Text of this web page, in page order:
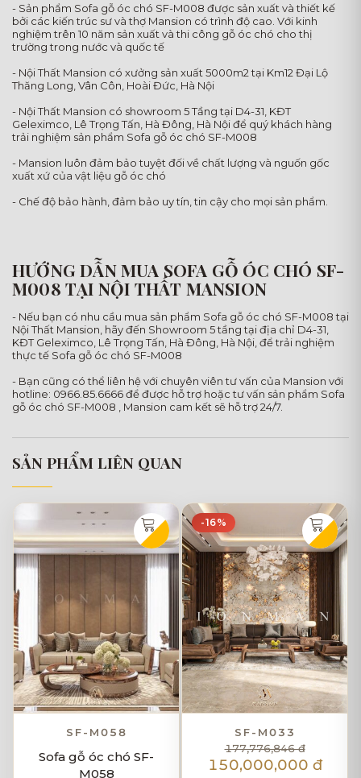
- Sản phẩm Sofa gỗ óc chó SF-M008 được sản xuất và thiết kế
bởi các kiến trúc sư và thợ Mansion có trình độ cao. Với kinh
nghiệm trên 10 năm sản xuất và thi công gỗ óc chó cho thị
trường trong nước và quốc tế
- Nội Thất Mansion có xưởng sản xuất 5000m2 tại Km12 Đại Lộ
Thăng Long, Vân Côn, Hoài Đức, Hà Nội
- Nội Thất Mansion có showroom 5 Tầng tại D4-31, KĐT
Geleximco, Lê Trọng Tấn, Hà Đông, Hà Nội để quý khách hàng
trải nghiệm sản phẩm Sofa gỗ óc chó SF-M008
- Mansion luôn đảm bảo tuyệt đối về chất lượng và nguốn gốc
xuất xứ của vật liệu gỗ óc chó
- Chế độ bảo hành, đảm bảo uy tín, tin cậy cho mọi sản phẩm.
HƯỚNG DẪN MUA SOFA GỖ ÓC CHÓ SF-
M008 TẠI NỘI THẤT MANSION
- Nếu bạn có nhu cầu mua sản phẩm Sofa gỗ óc chó SF-M008 tại
Nội Thất Mansion, hãy đến Showroom 5 tầng tại địa chỉ D4-31,
KĐT Geleximco, Lê Trọng Tấn, Hà Đông, Hà Nội, để trải nghiệm
thực tế Sofa gỗ óc chó SF-M008
- Bạn cũng có thể liên hệ với chuyên viên tư vấn của Mansion với
hotline: 0966.85.6666 để được hỗ trợ hoặc tư vấn sản phẩm Sofa
gỗ óc chó SF-M008 , Mansion cam kết sẽ hỗ trợ 24/7.
SẢN PHẨM LIÊN QUAN
SF-M058
Sofa gỗ óc chó SF-
M058
-16%
SF-M033
177,776,846 đ
150,000,000 đ